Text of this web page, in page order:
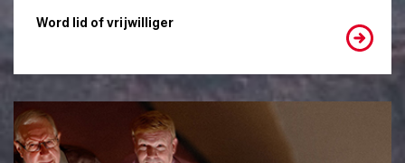
Word lid of vrijwilliger